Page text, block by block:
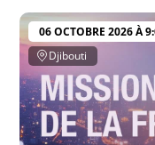
06 OCTOBRE 2026 À
Djibouti